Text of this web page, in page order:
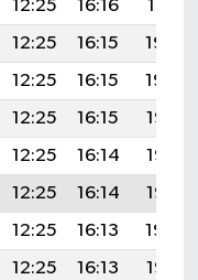
12:25 16:16
19:31
12:25 16:15
19:30
12:25 16:15
19:29
12:25 16:15
19:28
12:25 16:14
19:26
12:25 16:14
19:25
12:25 16:13
19:24
12:25 16:13
19:23